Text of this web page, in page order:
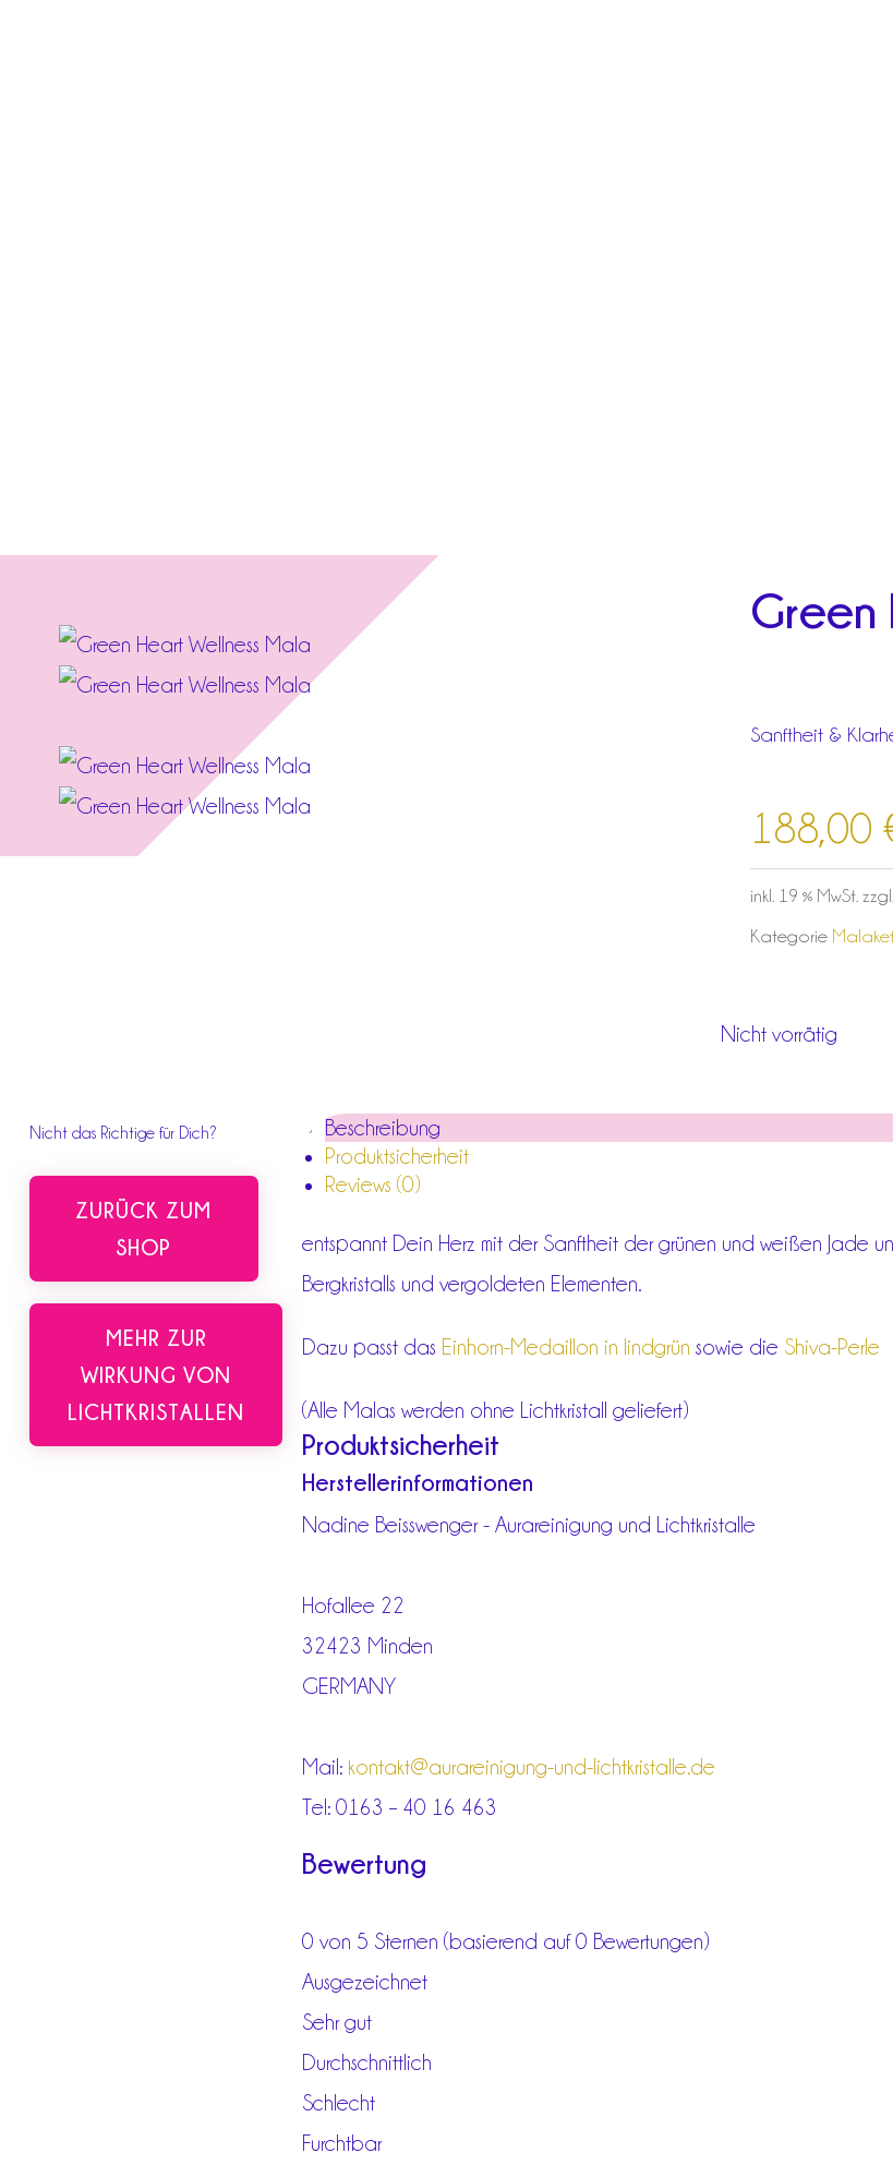
Green
Sanftheit &
188,00
inkl. 19 % MwSt.
Kategorie
Nicht vorrätig
Nicht das Richtige für Dich?
ZURÜCK ZUM
SHOP
MEHR ZUR
WIRKUNG VON
LICHTKRISTALLEN
Beschreibung
Produktsicherheit
Reviews (0)
entspannt Dein Herz mit der Sanftheit der grünen und weißen Jade
Bergkristalls und vergoldeten Elementen.
Dazu passt das Einhorn-Medaillon in lindgrün sowie die Shiva-Perle
(Alle Malas werden ohne Lichtkristall geliefert)
Produktsicherheit
Herstellerinformationen
Nadine Beisswenger - Aurareinigung und Lichtkristalle
Hofallee 22
32423 Minden
GERMANY
Mail: kontakt@aurareinigung-und-lichtkristalle.de
Tel: 0163 – 40 16 463
Bewertung
0 von 5 Sternen (basierend auf 0 Bewertungen)
Ausgezeichnet
Sehr gut
Durchschnittlich
Schlecht
Furchtbar